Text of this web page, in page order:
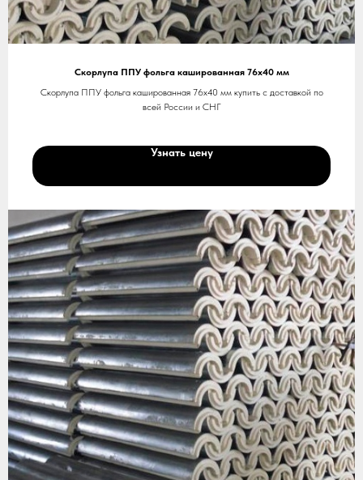
Скорлупа ППУ фольга кашированная 76х40 мм
Скорлупа ППУ фольга кашированная 76х40 мм купить с доставкой по
всей России и СНГ
Узнать цену